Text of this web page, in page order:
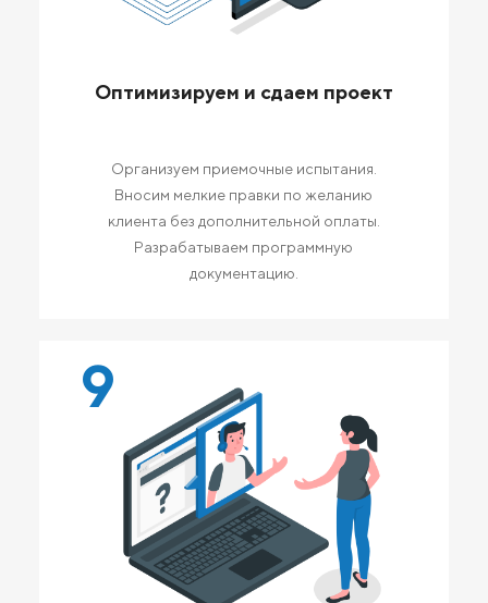
Оптимизируем и сдаем проект
Организуем приемочные испытания.
Вносим мелкие правки по желанию
клиента без дополнительной оплаты.
Разрабатываем программную
документацию.
9